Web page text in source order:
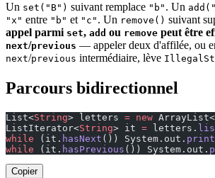
Un set("B") suivant remplace "b" . Un
"x" entre "b" et "c" . Un remove() suivant
appel parmi set, add ou remove peut être
next/previous — appeler deux d'affilée, ou
next/previous intermédiaire, lève
Parcours bidirectionnel
List<String> letters = new
ListIterator<String> it = letters.
while (it. hasNext ()) System.out. print
while (it. hasPrevious ()) System.out.
Copier